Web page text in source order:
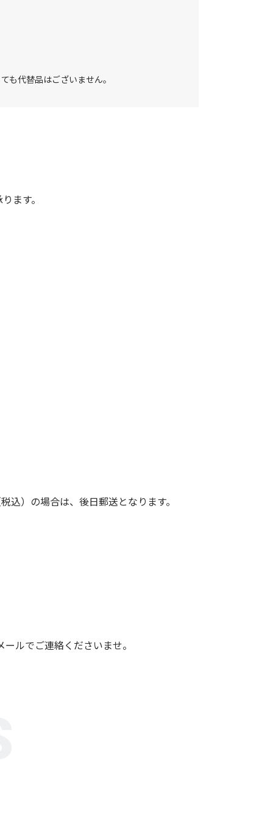
も代替品はございません。
ます。
）の場合は、後日郵送となります。
ルでご連絡くださいませ。